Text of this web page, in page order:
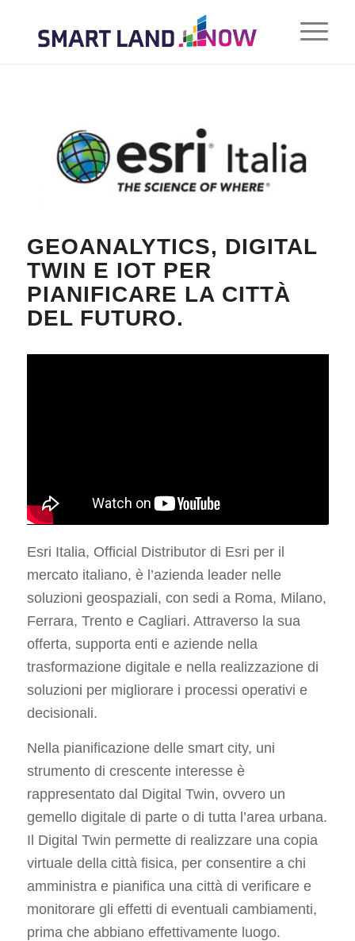
GEOANALYTICS, DIGITAL
TWIN E IOT PER
PIANIFICARE LA CITTÀ
DEL FUTURO.
Esri Italia, Official Distributor di Esri per il
mercato italiano, è l’azienda leader nelle
soluzioni geospaziali, con sedi a Roma, Milano,
Ferrara, Trento e Cagliari. Attraverso la sua
offerta, supporta enti e aziende nella
trasformazione digitale e nella realizzazione di
soluzioni per migliorare i processi operativi e
decisionali.
Nella pianificazione delle smart city, uni
strumento di crescente interesse è
rappresentato dal Digital Twin, ovvero un
gemello digitale di parte o di tutta l’area urbana.
Il Digital Twin permette di realizzare una copia
virtuale della città fisica, per consentire a chi
amministra e pianifica una città di verificare e
monitorare gli effetti di eventuali cambiamenti,
prima che abbiano effettivamente luogo.